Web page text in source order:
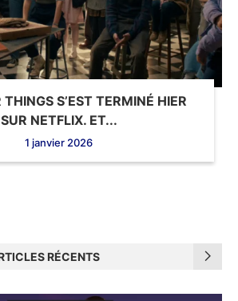
S’EST TERMINÉ HIER
SUR NETFLIX. ET...
1 janvier 2026
RÉCENTS